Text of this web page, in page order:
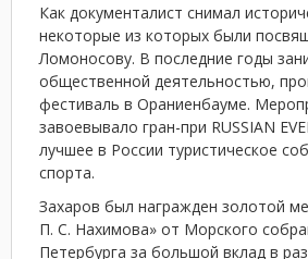
Как документалист снимал
некоторые из которых были
Ломоносову. В последние годы
общественной деятельностью,
фестиваль в Ораниенбауме.
завоевывало гран-при RUSSIAN
лучшее в России туристическое
спорта.
Захаров был награжден золотой
П. С. Нахимова» от Морского
Петербурга за большой вклад в